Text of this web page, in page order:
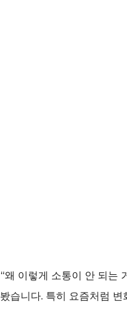
이렇게 소통이 안 되는
습니다. 특히 요즘처럼 변